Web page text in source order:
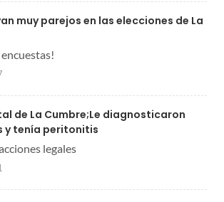
muy parejos en las elecciones de La
de La Cumbre;Le diagnosticaron
tenía peritonitis
legales